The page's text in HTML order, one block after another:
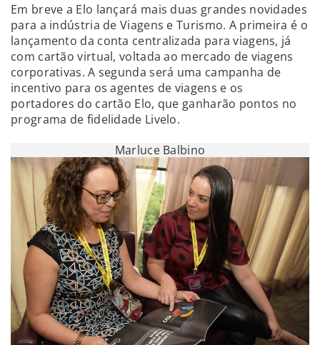
Em breve a Elo lançará mais duas grandes novidades
para a indústria de Viagens e Turismo. A primeira é o
lançamento da conta centralizada para viagens, já
com cartão virtual, voltada ao mercado de viagens
corporativas. A segunda será uma campanha de
incentivo para os agentes de viagens e os
portadores do cartão Elo, que ganharão pontos no
programa de fidelidade Livelo.
Marluce Balbino